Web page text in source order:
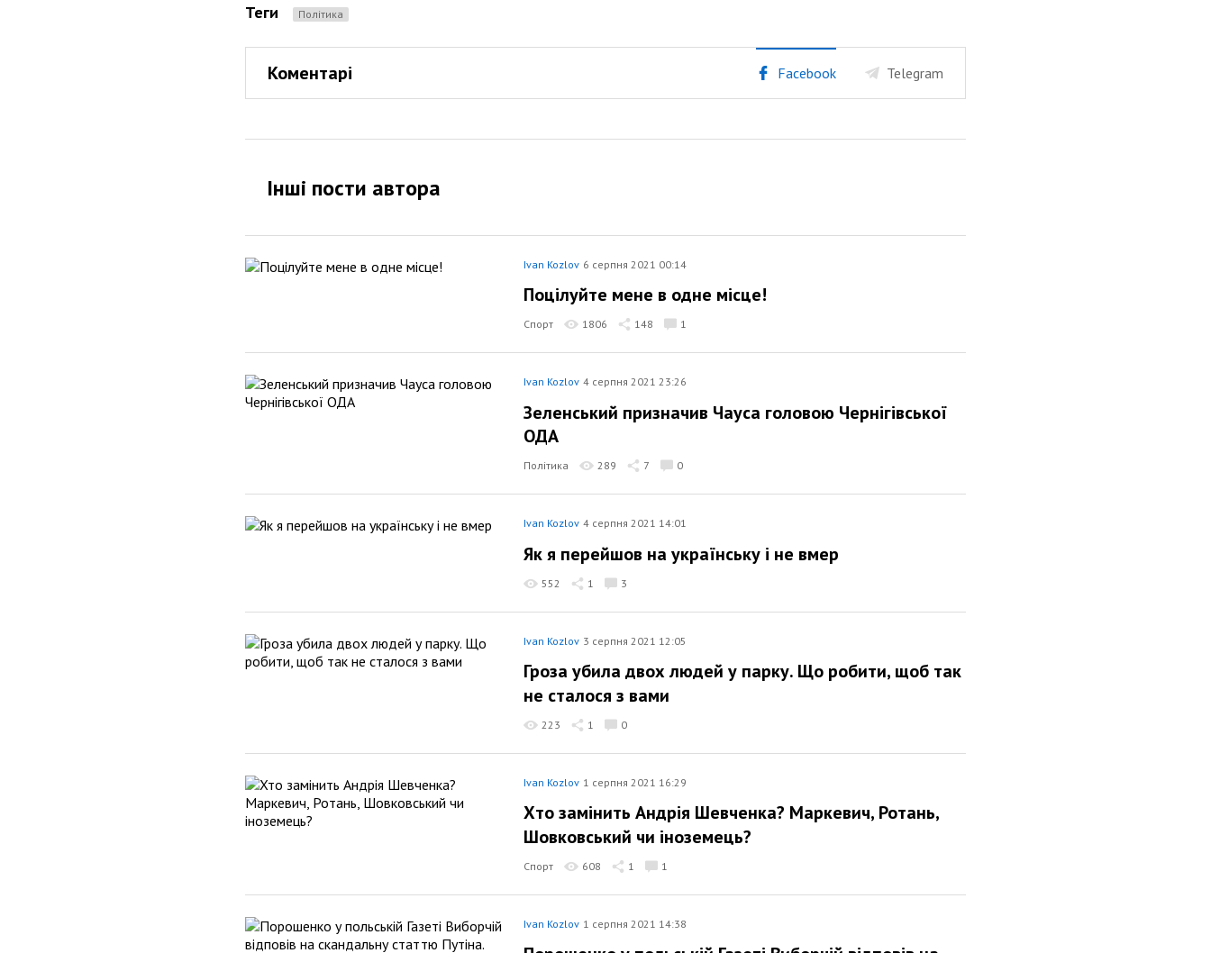
Теги Політика
Коментарі Facebook Telegram
Інші пости автора
Ivan Kozlov 6 серпня 2021 00:14
Поцілуйте мене в одне місце!
Спорт 1806 148 1
Ivan Kozlov 4 серпня 2021 23:26
Зеленський призначив Чауса головою Чернігівської
ОДА
Політика 289 7 0
Ivan Kozlov 4 серпня 2021 14:01
Як я перейшов на українську і не вмер
552 1 3
Ivan Kozlov 3 серпня 2021 12:05
Гроза убила двох людей у парку. Що робити, щоб так
не сталося з вами
223 1 0
Ivan Kozlov 1 серпня 2021 16:29
Хто замінить Андрія Шевченка? Маркевич, Ротань,
Шовковський чи іноземець?
Спорт 608 1 1
Ivan Kozlov 1 серпня 2021 14:38